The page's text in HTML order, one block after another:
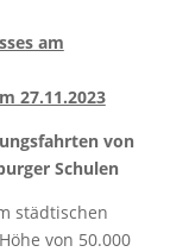
am
27.11.2023
von
Schulen
städtischen
von 50.000